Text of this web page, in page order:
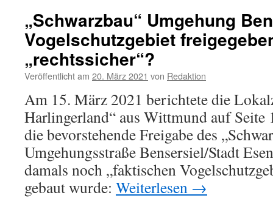
„Schwarzbau“ Umgehung
Vogelschutzgebiet
„rechtssicher“?
Veröffentlicht am 20. März 2021 von Redaktion
Am 15. März 2021 berichtete die
Harlingerland“ aus Wittmund auf Seite
die bevorstehende Freigabe des
Umgehungsstraße Bensersiel/Stadt
damals noch „faktischen
gebaut wurde: Weiterlesen →